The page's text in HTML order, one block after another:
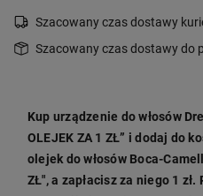
Szacowany czas dostawy
Szacowany czas dostawy do
Kup urządzenie do włosów
OLEJEK ZA 1 ZŁ” i dodaj do
olejek do włosów Boca-
ZŁ", a zapłacisz za niego 1